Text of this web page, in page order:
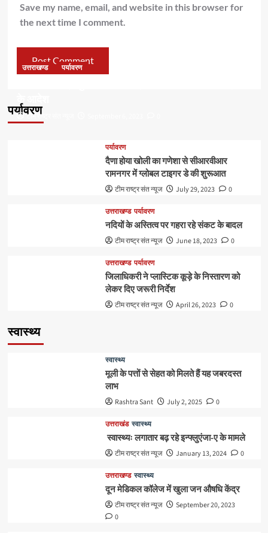
Save my name, email, and website in this browser for
the next time I comment.
पर्यावरण
उत्तराखण्ड पर्यावरण
के आदेश
टीम राष्ट्र संत न्यूज
पर्यावरण
दैणा होया खोली का गणेशा से सीआरवीआर
रामनगर में ग्लोबल टाइगर डे की शुरूआत
टीम राष्ट्र संत न्यूज July 29, 2023 0
उत्तराखण्ड पर्यावरण
नदियों के अस्तित्व पर गहरा रहे संकट के बादल
टीम राष्ट्र संत न्यूज June 18, 2023 0
उत्तराखण्ड पर्यावरण
जिलाधिकरी ने प्लास्टिक कूड़े के निस्तारण को
लेकर दिए जरूरी निर्देश
टीम राष्ट्र संत न्यूज April 26, 2023 0
स्वास्थ्य
स्वास्थ्य
मूली के पत्तों से सेहत को मिलते हैं यह जबरदस्त
लाभ
Rashtra Sant July 2, 2025 0
उत्तराखंड स्वास्थ्य
स्वास्थ्यः लगातार बढ़ रहे इन्फ्लुएंजा-ए के मामले
टीम राष्ट्र संत न्यूज January 13, 2024 0
उत्तराखण्ड स्वास्थ्य
दून मेडिकल कॉलेज में खुला जन औषधि केंद्र
टीम राष्ट्र संत न्यूज
September 20, 2023
0